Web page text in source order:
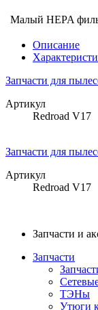
Малый HEPA
Описание
Запчасти для
Артикул
Redroad V17
Запчасти для
Артикул
Redroad V17
Запчасти и
Запчасти
ТЭНы
Утюги